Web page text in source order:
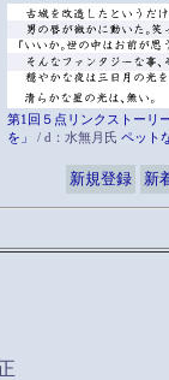
第1回５点リンクストーリ
を」
/ d：水無月氏 ペット
新規登録 新